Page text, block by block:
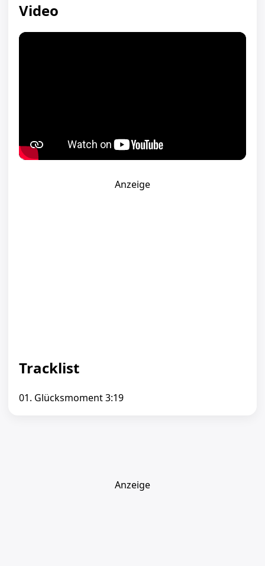
Video
Anzeige
Tracklist
01. Glücksmoment 3:19
Anzeige